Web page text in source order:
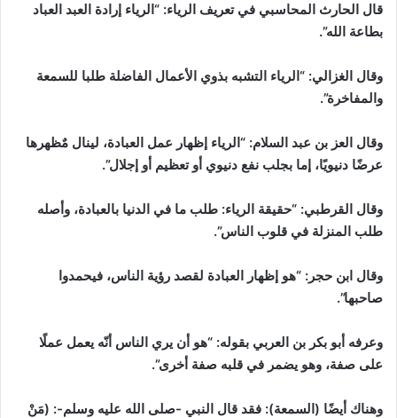
قال الحارث المحاسبي في تعريف الرياء: “الرياء إرادة العبد العباد
بطاعة الله”.
وقال الغزالي: “الرياء التشبه بذوي الأعمال الفاضلة طلبا للسمعة
والمفاخرة”.
وقال العز بن عبد السلام: “الرياء إظهار عمل العبادة، لينال مٌظهرها
عرضًا دنيويًا، إما بجلب نفع دنيوي أو تعظيم أو إجلال”.
وقال القرطبي: “حقيقة الرياء: طلب ما في الدنيا بالعبادة، وأصله
طلب المنزلة في قلوب الناس”.
وقال ابن حجر: “هو إظهار العبادة لقصد رؤية الناس، فيحمدوا
صاحبها”.
وعرفه أبو بكر بن العربي بقوله: “هو أن يري الناس أنّه يعمل عملًا
على صفة، وهو يضمر في قلبه صفة أخرى”.
وهناك أيضًا (السمعة): فقد قال النبي -صلى الله عليه وسلم-: (مَنْ